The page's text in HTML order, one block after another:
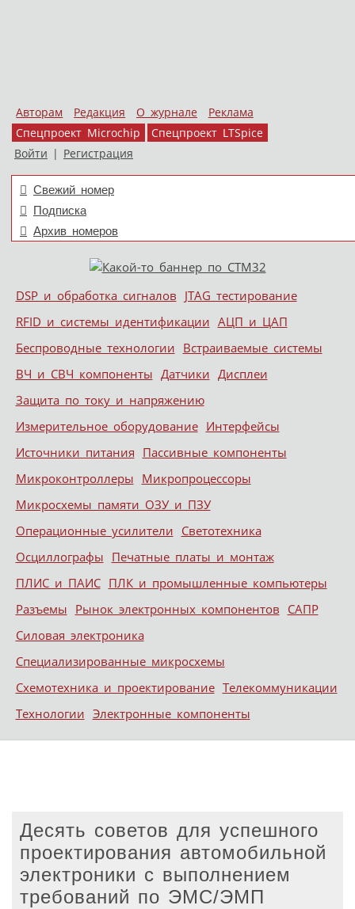
Авторам Редакция О журнале
Реклама
Спецпроект Microchip
Спецпроект LTSpice
Войти | Регистрация
Свежий номер
Подписка
Архив номеров
Меню
Skip to content
DSP и обработка сигналов JTAG тестирование
RFID и системы идентификации АЦП и ЦАП
Беспроводные технологии Встраиваемые системы
ВЧ и СВЧ компоненты Датчики Дисплеи
Защита по току и напряжению
Измерительное оборудование Интерфейсы
Источники питания Пассивные компоненты
Микроконтроллеры Микропроцессоры
Микросхемы памяти ОЗУ и ПЗУ
Операционные усилители Светотехника
Осциллографы Печатные платы и монтаж
ПЛИС и ПАИС ПЛК и промышленные компьютеры
Разъемы Рынок электронных компонентов САПР
Силовая электроника
Специализированные микросхемы
Схемотехника и проектирование Телекоммуникации
Технологии Электронные компоненты
Десять советов для успешного
проектирования автомобильной
электроники с выполнением
требований по ЭМС/ЭМП